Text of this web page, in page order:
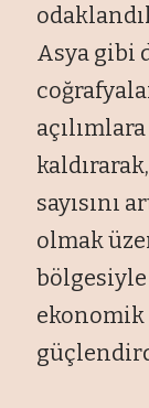
Asya gibi
sayısını
olmak